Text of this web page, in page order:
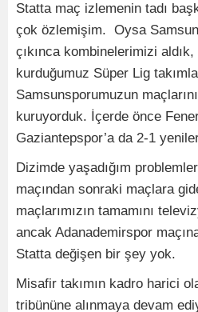
Statta maç izlemenin tadı
çok özlemişim. Oysa
çıkınca kombinelerimizi aldık,
kurduğumuz Süper Lig
Samsunsporumuzun
kuruyorduk. İçerde önce
Gaziantepspor’a da 2-1
Dizimde yaşadığım
maçından sonraki maçlara
maçlarımızın tamamını
ancak Adanademirspor
Statta değişen bir şey yok.
Misafir takımın kadro harici
tribününe alınmaya devam